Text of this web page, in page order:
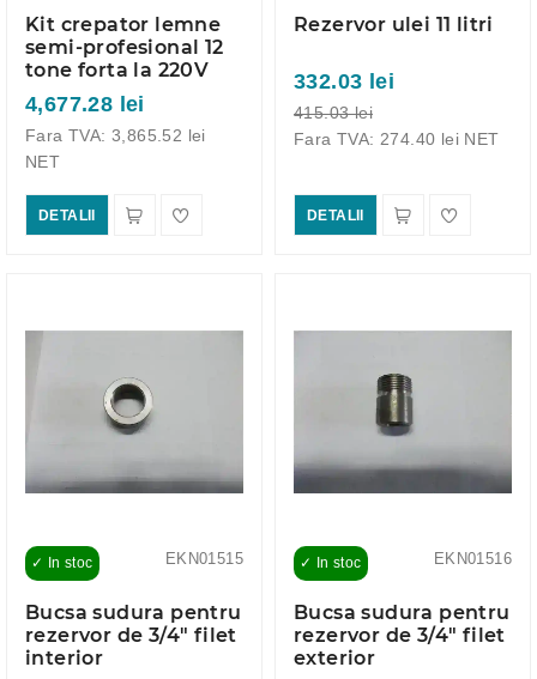
Kit crepator lemne
semi-profesional 12
tone forta la 220V
4,677.28 lei
Fara TVA: 3,865.52 lei
NET
DETALII
Rezervor ulei 11 litri
332.03 lei
415.03 lei
Fara TVA: 274.40 lei NET
DETALII
EKN01515
✓ In stoc
Bucsa sudura pentru
rezervor de 3/4" filet
interior
EKN01516
✓ In stoc
Bucsa sudura pentru
rezervor de 3/4" filet
exterior